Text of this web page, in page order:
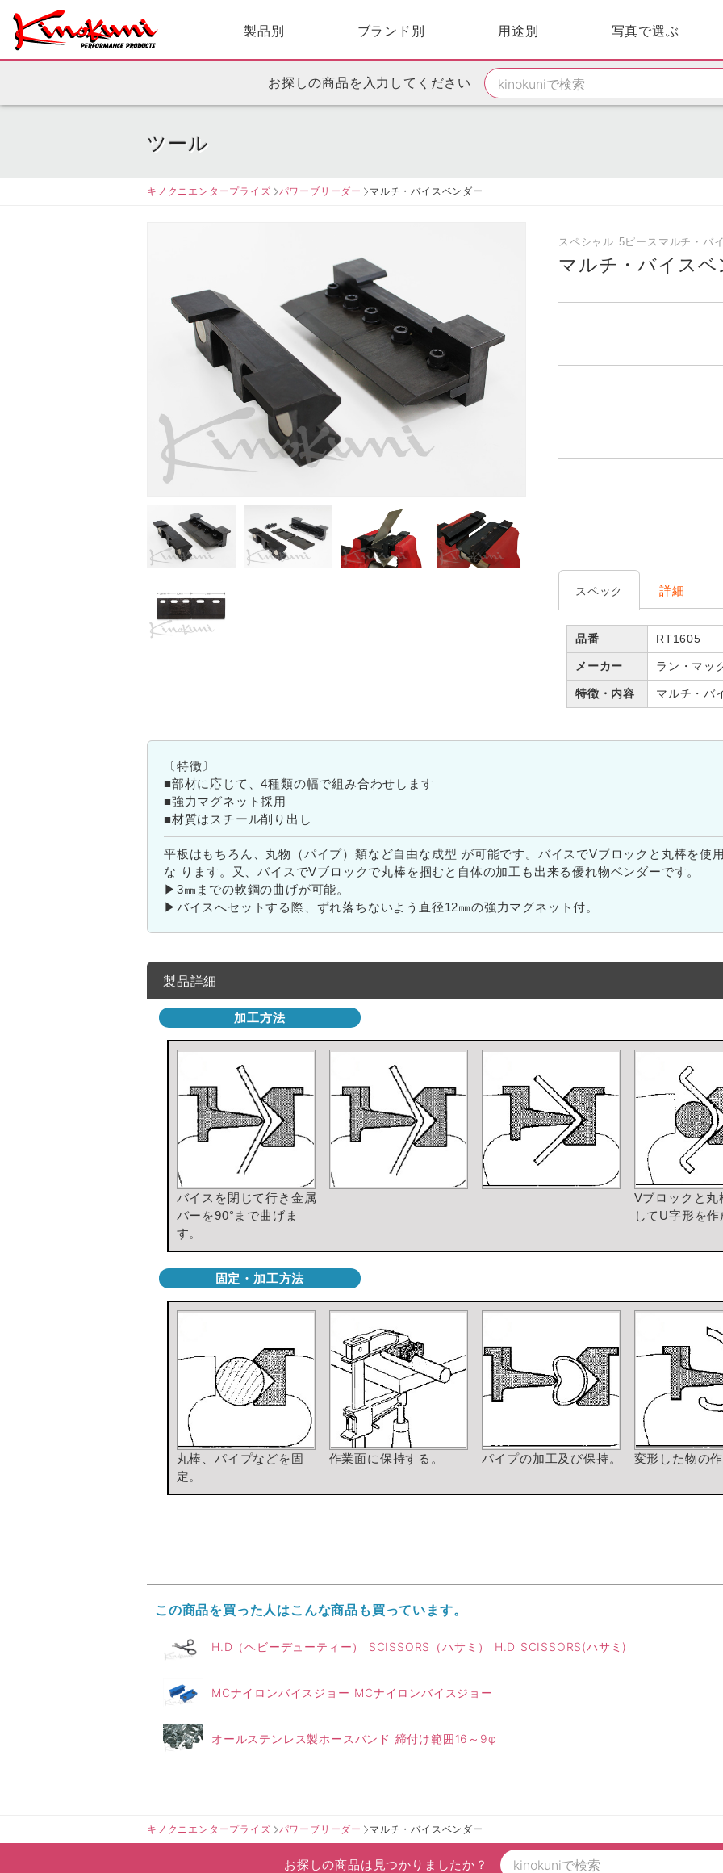
製品別 ブランド別 用途別 写真で選ぶ
お探しの商品を入力してください
ツール
キノクニエンタープライズ パワーブリーダー マルチ・バイスベンダー
スペシャル 5ピースマルチ・バ
マルチ・バイスベ
スペック 詳細
品番 RT1605
メーカー ラン・マッ
特徴・内容 マルチ・バ
〔特徴〕
■部材に応じて、4種類の幅で組み合わせします
■強力マグネット採用
■材質はスチール削り出し
平板はもちろん、丸物（パイプ）類など自由な成型 が可能です。バイスでVブロックと丸棒を使
な ります。又、バイスでVブロックで丸棒を掴むと自体の加工も出来る優れ物ベンダーです。
▶3㎜までの軟鋼の曲げが可能。
▶バイスへセットする際、ずれ落ちないよう直径12㎜の強力マグネット付。
製品詳細
加工方法
バイスを閉じて行き金属
バーを90°まで曲げま
す。
Vブロックと丸
してU字形を
固定・加工方法
丸棒、パイプなどを固
定。
作業面に保持する。 パイプの加工及び保持。 変形した物の
この商品を買った人はこんな商品も買っています。
H.D（ヘビーデューティー） SCISSORS（ハサミ） H.D SCISSORS(ハサミ)
MCナイロンバイスジョー MCナイロンバイスジョー
オールステンレス製ホースバンド 締付け範囲16～9φ
キノクニエンタープライズ パワーブリーダー マルチ・バイスベンダー
お探しの商品は見つかりましたか？